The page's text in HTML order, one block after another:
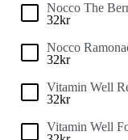
Nocco The
32kr
Nocco
32kr
Vitamin Well
32kr
Vitamin Well